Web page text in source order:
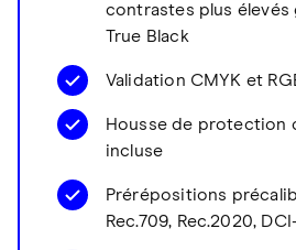
contrastes plus élevés
True Black
Validation CMYK et
Housse de protection
incluse
Prérépositions
Rec.709, Rec.2020,